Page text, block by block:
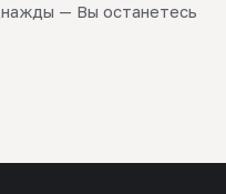
— Вы останетесь